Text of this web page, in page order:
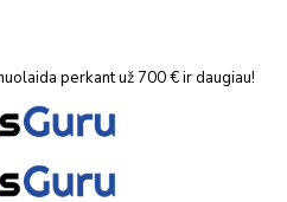
perkant už 700 € ir daugiau!